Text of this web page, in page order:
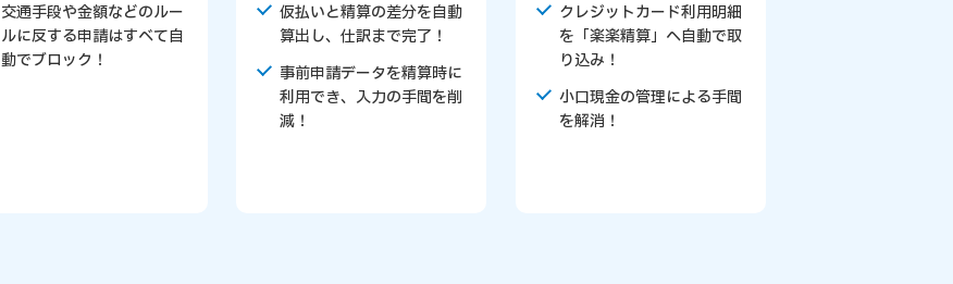
交通手段や金額などのルー
ルに反する申請はすべて自
動でブロック！
仮払いと精算の差分を自動
算出し、仕訳まで完了！
事前申請データを精算時に
利用でき、入力の手間を削
減！
クレジットカード利用明細
を「楽楽精算」へ自動で取
り込み！
小口現金の管理による手間
を解消！